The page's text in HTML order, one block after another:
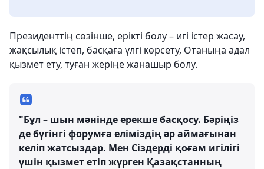
Президенттің сөзінше, ерікті болу – игі істер жасау,
жақсылық істеп, басқаға үлгі көрсету, Отаныңа адал
қызмет ету, туған жеріңе жанашыр болу.
"Бұл – шын мәнінде ерекше басқосу. Бәріңіз
де бүгінгі форумға еліміздің әр аймағынан
келіп жатсыздар. Мен Сіздерді қоғам игілігі
үшін қызмет етіп жүрген Қазақстанның